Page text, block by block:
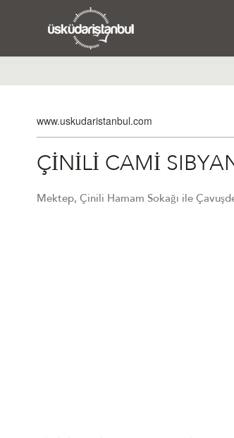
www.uskudaristanbul.com
ÇİNİLİ CAMİ
Mektep, Çinili Hamam Sokağı ile